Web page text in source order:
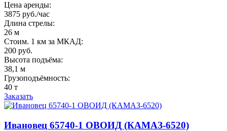
Цена аренды:
3875 руб./час
Длина стрелы:
26 м
Стоим. 1 км за МКАД:
200 руб.
Высота подъёма:
38,1 м
Грузоподъёмность:
40 т
Заказать
Ивановец 65740-1 ОВОИД (КАМАЗ-6520)